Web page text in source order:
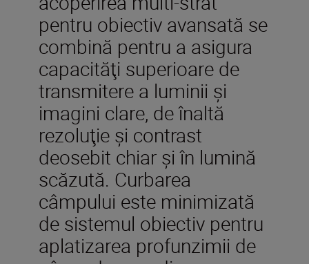
pentru obiectiv avansată se
combină pentru a asigura
capacităţi superioare de
transmitere a luminii şi
imagini clare, de înaltă
rezoluţie şi contrast
deosebit chiar şi în lumină
scăzută. Curbarea
câmpului este minimizată
de sistemul obiectiv pentru
aplatizarea profunzimii de